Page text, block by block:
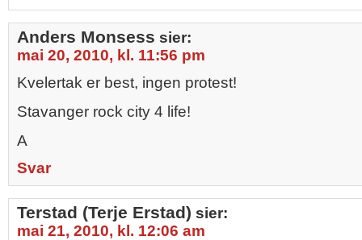
Anders Monsess sier:
mai 20, 2010, kl. 11:56 pm
Kvelertak er best, ingen protest!
Stavanger rock city 4 life!
A
Svar
Terstad (Terje Erstad) sier:
mai 21, 2010, kl. 12:06 am